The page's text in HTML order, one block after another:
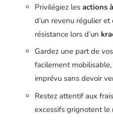
Privilégiez les actions
d’un revenu régulier et
résistance lors d’un
Gardez une part de
facilement
imprévu sans devoir
Restez attentif aux
excessifs grignotent le